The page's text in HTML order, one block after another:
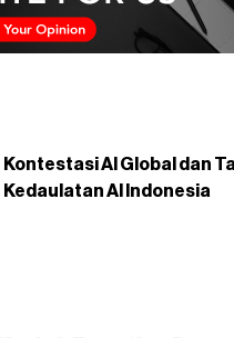
Kontestasi AI Global dan
Kedaulatan AI Indonesia